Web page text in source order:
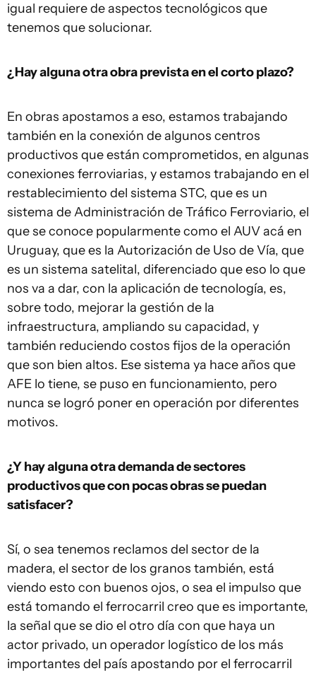
igual requiere de aspectos tecnológicos que
tenemos que solucionar.
¿Hay alguna otra obra prevista en el corto plazo?
En obras apostamos a eso, estamos trabajando
también en la conexión de algunos centros
productivos que están comprometidos, en algunas
conexiones ferroviarias, y estamos trabajando en el
restablecimiento del sistema STC, que es un
sistema de Administración de Tráfico Ferroviario, el
que se conoce popularmente como el AUV acá en
Uruguay, que es la Autorización de Uso de Vía, que
es un sistema satelital, diferenciado que eso lo que
nos va a dar, con la aplicación de tecnología, es,
sobre todo, mejorar la gestión de la
infraestructura, ampliando su capacidad, y
también reduciendo costos fijos de la operación
que son bien altos. Ese sistema ya hace años que
AFE lo tiene, se puso en funcionamiento, pero
nunca se logró poner en operación por diferentes
motivos.
¿Y hay alguna otra demanda de sectores
productivos que con pocas obras se puedan
satisfacer?
Sí, o sea tenemos reclamos del sector de la
madera, el sector de los granos también, está
viendo esto con buenos ojos, o sea el impulso que
está tomando el ferrocarril creo que es importante,
la señal que se dio el otro día con que haya un
actor privado, un operador logístico de los más
importantes del país apostando por el ferrocarril